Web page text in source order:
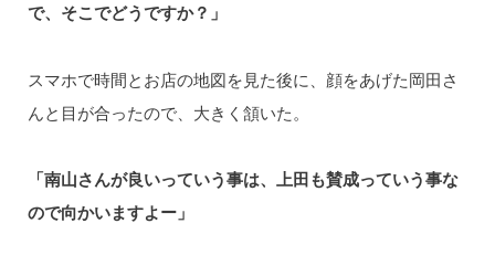
で、そこでどうですか？」
スマホで時間とお店の地図を見た後に、顔をあげた岡田さ
んと目が合ったので、大きく頷いた。
「南山さんが良いっていう事は、上田も賛成っていう事な
ので向かいますよー」